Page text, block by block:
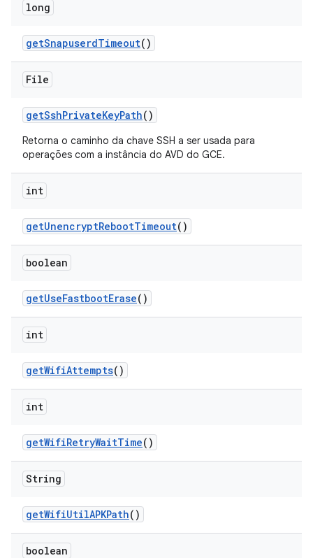
long
getSnapuserdTimeout()
File
getSshPrivateKeyPath()
Retorna o caminho da chave SSH a ser usada para
operações com a instância do AVD do GCE.
int
getUnencryptRebootTimeout()
boolean
getUseFastbootErase()
int
getWifiAttempts()
int
getWifiRetryWaitTime()
String
getWifiUtilAPKPath()
boolean